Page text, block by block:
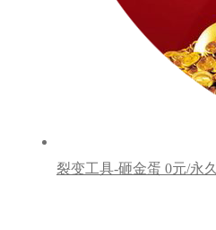
裂变工具-砸金蛋 0元/永久